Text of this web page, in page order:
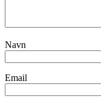
Navn
Email